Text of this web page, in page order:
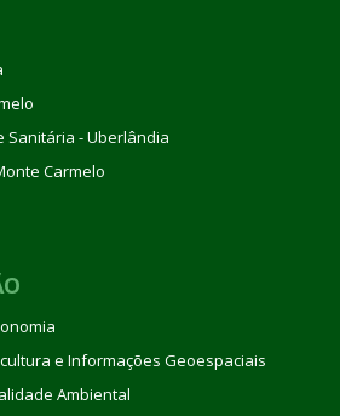
Sanitária - Uberlândia
Carmelo
e Informações Geoespaciais
Ambiental